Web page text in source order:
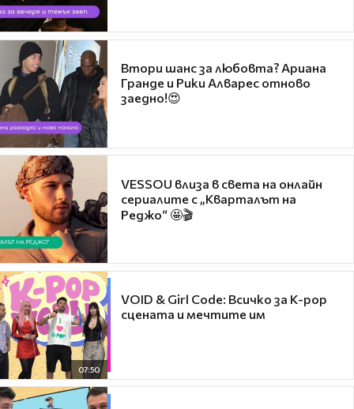
Втори шанс за любовта? Ариана
Гранде и Рики Алварес отново
заедно!😍
VESSOU влиза в света на онлайн
сериалите с „Кварталът на
Реджо“ 🤩🎬
07:50
VOID & Girl Code: Всичко за K-pop
сцената и мечтите им